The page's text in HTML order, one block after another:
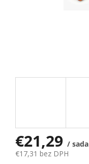
€21,29 / sada
€17,31 bez DPH